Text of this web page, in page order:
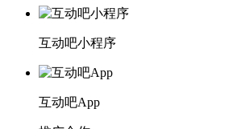
互动吧小程序
互动吧App